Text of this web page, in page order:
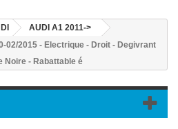
AUDI A1 2011->
02/2015 - Electrique - Droit - Degivrant
Noire - Rabattable é